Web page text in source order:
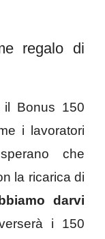
regalo di
il Bonus 150
i lavoratori
che
la ricarica di
darvi
i 150